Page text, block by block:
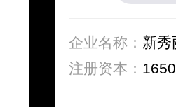
企业名称： 新秀
注册资本：